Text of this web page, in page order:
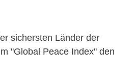
sichersten Länder der
"Global Peace Index" den